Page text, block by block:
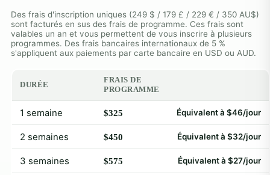
Des frais d'inscription uniques (249 $ / 179 £ / 229 € / 350 AU$)
sont facturés en sus des frais de programme. Ces frais sont
valables un an et vous permettent de vous inscrire à plusieurs
programmes. Des frais bancaires internationaux de 5 %
s'appliquent aux paiements par carte bancaire en USD ou AUD.
DURÉE
FRAIS DE
PROGRAMME
1 semaine $325 Équivalent à $46/jour
2 semaines $450 Équivalent à $32/jour
3 semaines $575 Équivalent à $27/jour